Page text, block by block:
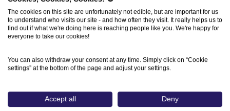
Adobe Premiere Pro I:…
The cookies on this site are unfortunately not edible, but are important for us
to understand who visits our site - and how often they visit. It really helps us to
find out if what we're doing here is reaching people like you. We're happy for
everyone to take our cookies!
You can also withdraw your consent at any time. Simply click on “Cookie
settings” at the bottom of the page and adjust your settings.
Accept all Deny